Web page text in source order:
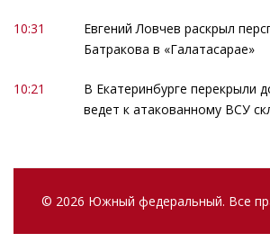
10:31
Евгений Ловчев раскрыл
Батракова в «Галатасарае»
10:21
В Екатеринбурге перекрыли
ведет к атакованному ВСУ
© 2026 Южный федеральный. Все